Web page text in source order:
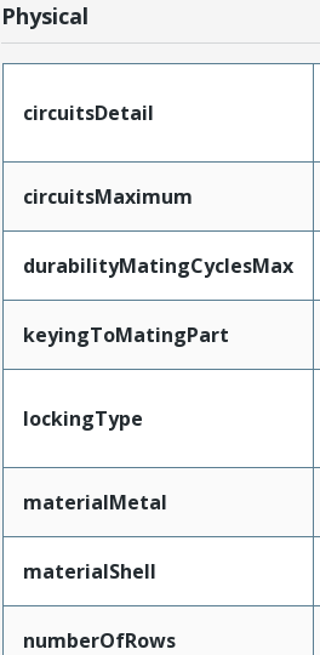
Physical
circuitsDetail
circuitsMaximum
durabilityMatingCyclesMax
keyingToMatingPart
lockingType
materialMetal
materialShell
numberOfRows